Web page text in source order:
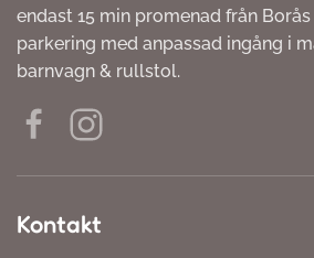
endast 15 min promenad från Borås
parkering med anpassad ingång i
barnvagn & rullstol.
Kontakt